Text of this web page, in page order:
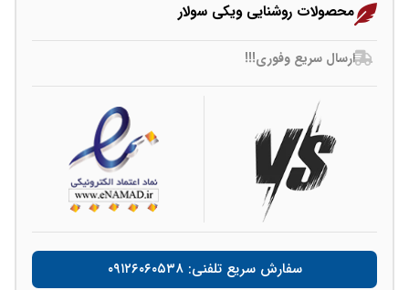
محصولات روشنایی ویکی سولار
ارسال سریع وفوری!!!
سفارش سریع تلفنی: ۰۹۱۲۶۰۶۰۵۳۸